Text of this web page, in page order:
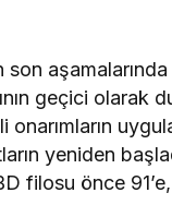
son
geçici olarak
onarımların
yeniden
filosu önce